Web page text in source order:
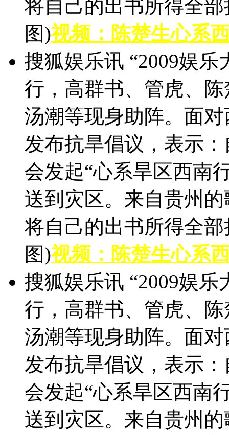
将自己的出书所得全
图)视频：陈楚生心系
搜狐娱乐讯 “2009娱
行，高群书、管虎、
汤潮等现身助阵。面
发布抗旱倡议，表示
会发起“心系旱区西南
送到灾区。来自贵州
将自己的出书所得全
图)视频：陈楚生心系
搜狐娱乐讯 “2009娱
行，高群书、管虎、
汤潮等现身助阵。面
发布抗旱倡议，表示
会发起“心系旱区西南
送到灾区。来自贵州